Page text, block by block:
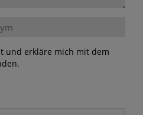
und erkläre mich mit dem